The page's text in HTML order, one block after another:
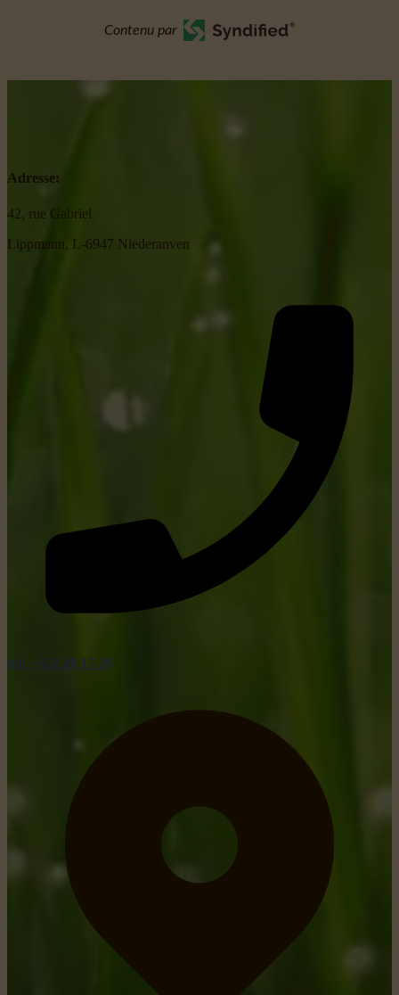
Contenu par
Adresse:
42, rue Gabriel
Lippmann, L-6947 Niederanven
tel: +352 26 15 26